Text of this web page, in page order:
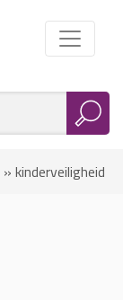
» kinderveiligheid